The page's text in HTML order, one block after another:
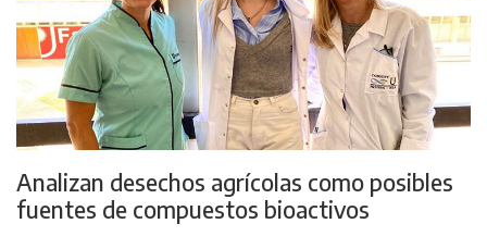
Analizan desechos agrícolas como posibles
fuentes de compuestos bioactivos